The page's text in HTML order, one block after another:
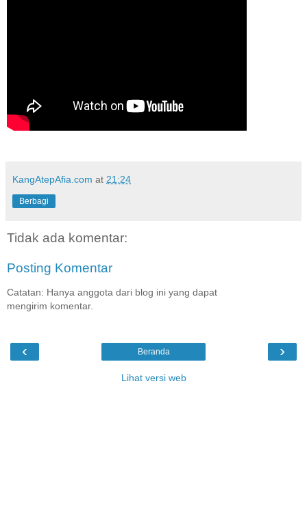
KangAtepAfia.com at 21:24
Berbagi
Tidak ada komentar:
Posting Komentar
Catatan: Hanya anggota dari blog ini yang dapat
mengirim komentar.
‹ ›
Beranda
Lihat versi web